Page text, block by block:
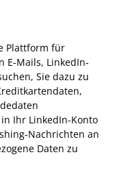
Plattform für
E-Mails, LinkedIn-
Sie dazu zu
Ihr LinkedIn-Konto
Nachrichten an
Daten zu